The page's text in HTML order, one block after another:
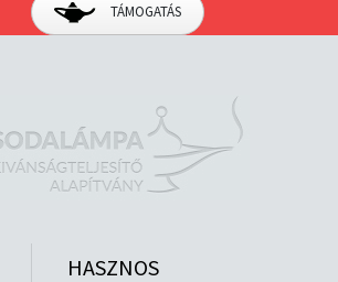
TÁMOGATÁS
HASZNOS